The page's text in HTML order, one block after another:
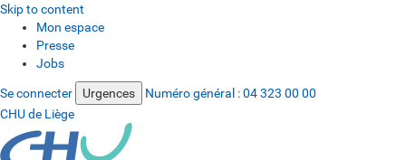
Skip to content
Mon espace
Presse
Jobs
Se connecter Urgences Numéro général :04 323 00 00
CHU de Liège